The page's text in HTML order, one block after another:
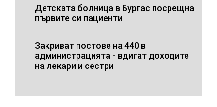
Детската болница в Бургас посрещна
първите си пациенти
Закриват постове на 440 в
администрацията - вдигат доходите
на лекари и сестри